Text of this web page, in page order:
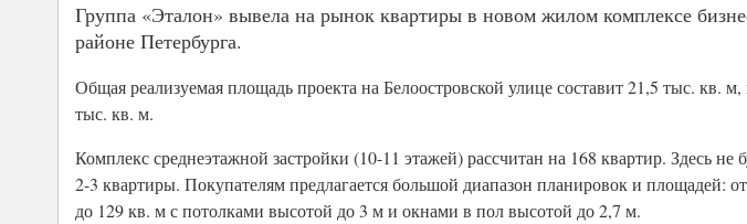
Группа «Эталон» вывела на рынок квартиры в новом жилом комплексе
районе Петербурга.
Общая реализуемая площадь проекта на Белоостровской улице составит 21,5 тыс.
тыс. кв. м.
Комплекс среднеэтажной застройки (10-11 этажей) рассчитан на 168 квартир. Здесь не
2-3 квартиры. Покупателям предлагается большой диапазон планировок и площадей:
до 129 кв. м с потолками высотой до 3 м и окнами в пол высотой до 2,7 м.